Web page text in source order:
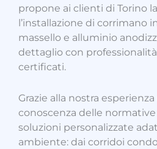
propone ai clienti di Torino
l’installazione di corrimano
massello e alluminio
dettaglio con
certificati.
Grazie alla nostra
conoscenza delle
soluzioni personalizzate
ambiente: dai corridoi